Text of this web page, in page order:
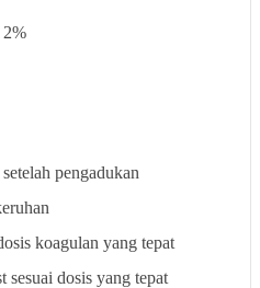
2%
pengadukan
koagulan yang tepat
sesuai dosis yang tepat